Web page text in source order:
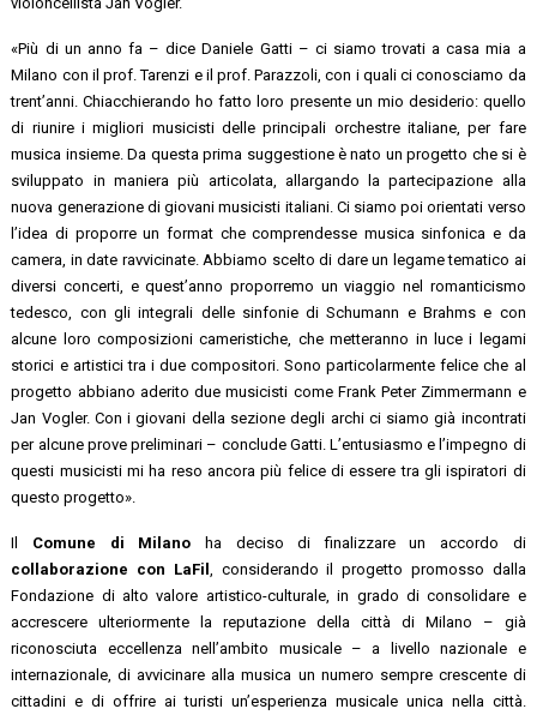
«Più di un anno fa – dice Daniele Gatti – ci siamo trovati a casa mia a
Milano con il prof. Tarenzi e il prof. Parazzoli, con i quali ci conosciamo da
trent’anni. Chiacchierando ho fatto loro presente un mio desiderio: quello
di riunire i migliori musicisti delle principali orchestre italiane, per fare
musica insieme. Da questa prima suggestione è nato un progetto che si è
sviluppato in maniera più articolata, allargando la partecipazione alla
nuova generazione di giovani musicisti italiani. Ci siamo poi orientati verso
l’idea di proporre un format che comprendesse musica sinfonica e da
camera, in date ravvicinate. Abbiamo scelto di dare un legame tematico ai
diversi concerti, e quest’anno proporremo un viaggio nel romanticismo
tedesco, con gli integrali delle sinfonie di Schumann e Brahms e con
alcune loro composizioni cameristiche, che metteranno in luce i legami
storici e artistici tra i due compositori. Sono particolarmente felice che al
progetto abbiano aderito due musicisti come Frank Peter Zimmermann e
Jan Vogler. Con i giovani della sezione degli archi ci siamo già incontrati
per alcune prove preliminari – conclude Gatti. L’entusiasmo e l’impegno di
questi musicisti mi ha reso ancora più felice di essere tra gli ispiratori di
questo progetto».
Il Comune di Milano ha deciso di finalizzare un accordo di
collaborazione con LaFil
, considerando il progetto promosso dalla
Fondazione di alto valore artistico-culturale, in grado di consolidare e
accrescere ulteriormente la reputazione della città di Milano – già
riconosciuta eccellenza nell’ambito musicale – a livello nazionale e
internazionale, di avvicinare alla musica un numero sempre crescente di
cittadini e di offrire ai turisti un’esperienza musicale unica nella città.